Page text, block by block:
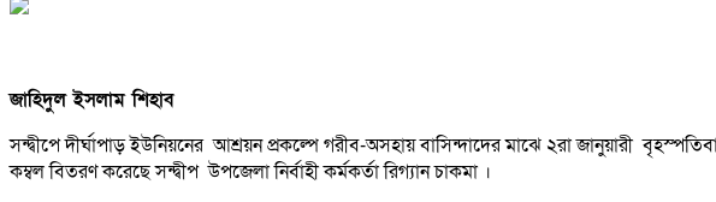
জাহিদুল ইসলাম শিহাব
সন্দ্বীপে দীর্ঘাপাড় ইউনিয়নের আশ্রয়ন প্রকল্পে গরীব-অসহায় বাসিন্দাদের মাঝে ২রা জানুয়ারী
কম্বল বিতরণ করেছে সন্দ্বীপ উপজেলা নির্বাহী কর্মকর্তা রিগ্যান চাকমা ।